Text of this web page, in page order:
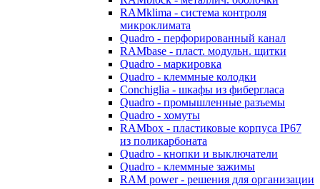
RAMklima - система контроля
микроклимата
Quadro - перфорированный канал
RAMbase - пласт. модульн. щитки
Quadro - маркировка
Quadro - клеммные колодки
Conchiglia - шкафы из фибергласа
Quadro - промышленные разъемы
Quadro - хомуты
RAMbox - пластиковые корпуса IP67
из поликарбоната
Quadro - кнопки и выключатели
Quadro - клеммные зажимы
RAM power - решения для организации